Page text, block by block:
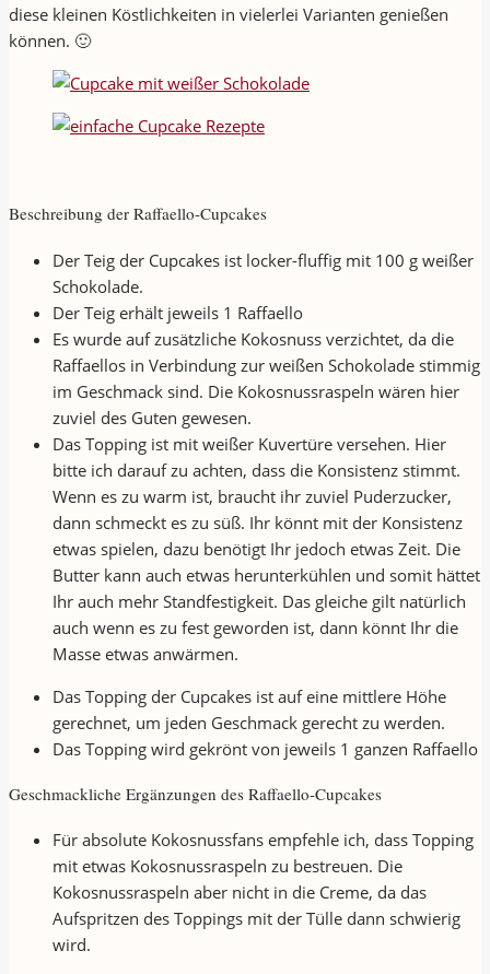
diese kleinen Köstlichkeiten in vielerlei Varianten genießen
können. 🙂
Beschreibung der Raffaello-Cupcakes
Der Teig der Cupcakes ist locker-fluffig mit 100 g weißer
Schokolade.
Der Teig erhält jeweils 1 Raffaello
Es wurde auf zusätzliche Kokosnuss verzichtet, da die
Raffaellos in Verbindung zur weißen Schokolade stimmig
im Geschmack sind. Die Kokosnussraspeln wären hier
zuviel des Guten gewesen.
Das Topping ist mit weißer Kuvertüre versehen. Hier
bitte ich darauf zu achten, dass die Konsistenz stimmt.
Wenn es zu warm ist, braucht ihr zuviel Puderzucker,
dann schmeckt es zu süß. Ihr könnt mit der Konsistenz
etwas spielen, dazu benötigt Ihr jedoch etwas Zeit. Die
Butter kann auch etwas herunterkühlen und somit hättet
Ihr auch mehr Standfestigkeit. Das gleiche gilt natürlich
auch wenn es zu fest geworden ist, dann könnt Ihr die
Masse etwas anwärmen.
Das Topping der Cupcakes ist auf eine mittlere Höhe
gerechnet, um jeden Geschmack gerecht zu werden.
Das Topping wird gekrönt von jeweils 1 ganzen Raffaello
Geschmackliche Ergänzungen des Raffaello-Cupcakes
Für absolute Kokosnussfans empfehle ich, dass Topping
mit etwas Kokosnussraspeln zu bestreuen. Die
Kokosnussraspeln aber nicht in die Creme, da das
Aufspritzen des Toppings mit der Tülle dann schwierig
wird.